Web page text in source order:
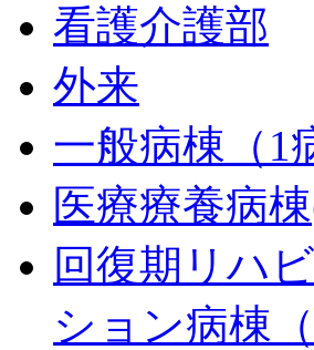
看護介護部
外来
一般病棟（1
医療療養病棟
回復期リハ
ション病棟（